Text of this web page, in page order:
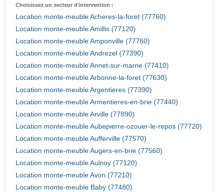
Choisissez un secteur d'intervention :
Location monte-meuble Acheres-la-foret (77760)
Location monte-meuble Amillis (77120)
Location monte-meuble Amponville (77760)
Location monte-meuble Andrezel (77390)
Location monte-meuble Annet-sur-marne (77410)
Location monte-meuble Arbonne-la-foret (77630)
Location monte-meuble Argentieres (77390)
Location monte-meuble Armentieres-en-brie (77440)
Location monte-meuble Arville (77890)
Location monte-meuble Aubepierre-ozouer-le-repos (77720)
Location monte-meuble Aufferville (77570)
Location monte-meuble Augers-en-brie (77560)
Location monte-meuble Aulnoy (77120)
Location monte-meuble Avon (77210)
Location monte-meuble Baby (77480)